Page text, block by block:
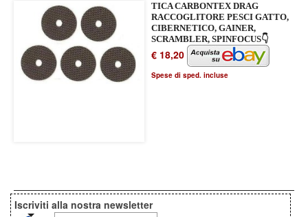
TICA CARBONTEX DRAG
RACCOGLITORE PESCI GATTO,
CIBERNETICO, GAINER,
SCRAMBLER, SPINFOCUS👇
€ 18,20
Spese di sped. incluse
Iscriviti alla nostra newsletter